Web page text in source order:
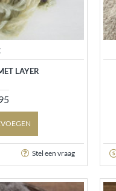
LAYER
Stel een vraag